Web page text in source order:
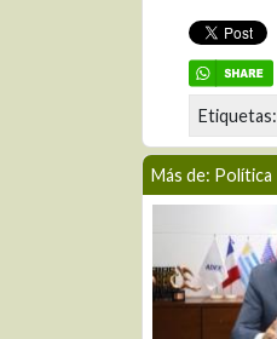
Etiquetas:
Más de: Política